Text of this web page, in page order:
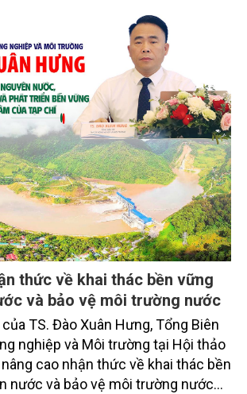
thức về khai thác bền vững
và bảo vệ môi trường nước
TS. Đào Xuân Hưng, Tổng Biên
nghiệp và Môi trường tại Hội thảo
cao nhận thức về khai thác bền
nước và bảo vệ môi trường nước